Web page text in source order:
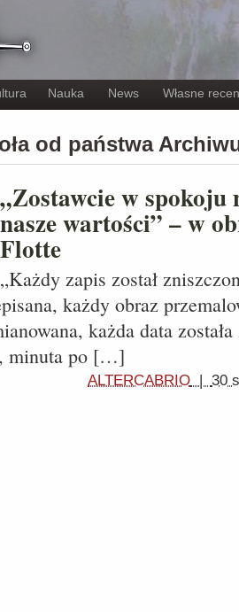
Nauka News Własne
od państwa
„Zostawcie w spokoju
nasze wartości” – w
Flotte
„Każdy zapis został
każdy obraz
każda data
minuta po […]
ALTERCABRIO | 30